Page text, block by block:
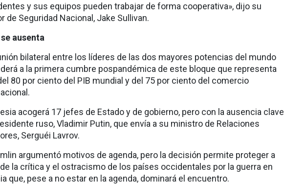
y sus equipos pueden trabajar de forma cooperativa», dijo su
de Seguridad Nacional, Jake Sullivan.
ausenta
bilateral entre los líderes de las dos mayores potencias del mundo
a la primera cumbre pospandémica de este bloque que representa
80 por ciento del PIB mundial y del 75 por ciento del comercio
acogerá 17 jefes de Estado y de gobierno, pero con la ausencia clave
ruso, Vladimir Putin, que envía a su ministro de Relaciones
Serguéi Lavrov.
argumentó motivos de agenda, pero la decisión permite proteger a
la crítica y el ostracismo de los países occidentales por la guerra en
que, pese a no estar en la agenda, dominará el encuentro.